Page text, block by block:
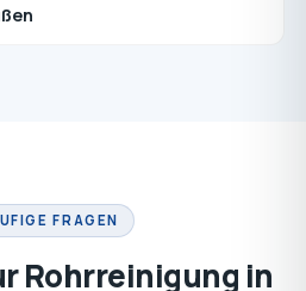
FRAGEN
Rohrreinigung in